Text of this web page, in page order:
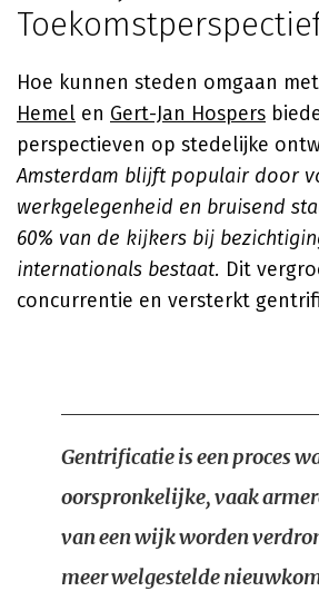
Hoe kunnen steden omgaan
Hemel en Gert-Jan Hospers
perspectieven op stedelijke
Amsterdam blijft populair door
werkgelegenheid en bruisend
60% van de kijkers bij
internationals bestaat. Dit
concurrentie en versterkt
Gentrificatie is een proces
oorspronkelijke, vaak
van een wijk worden
meer welgestelde